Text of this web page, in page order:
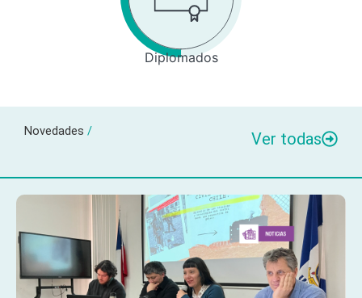
Diplomados
Novedades / Ver todas